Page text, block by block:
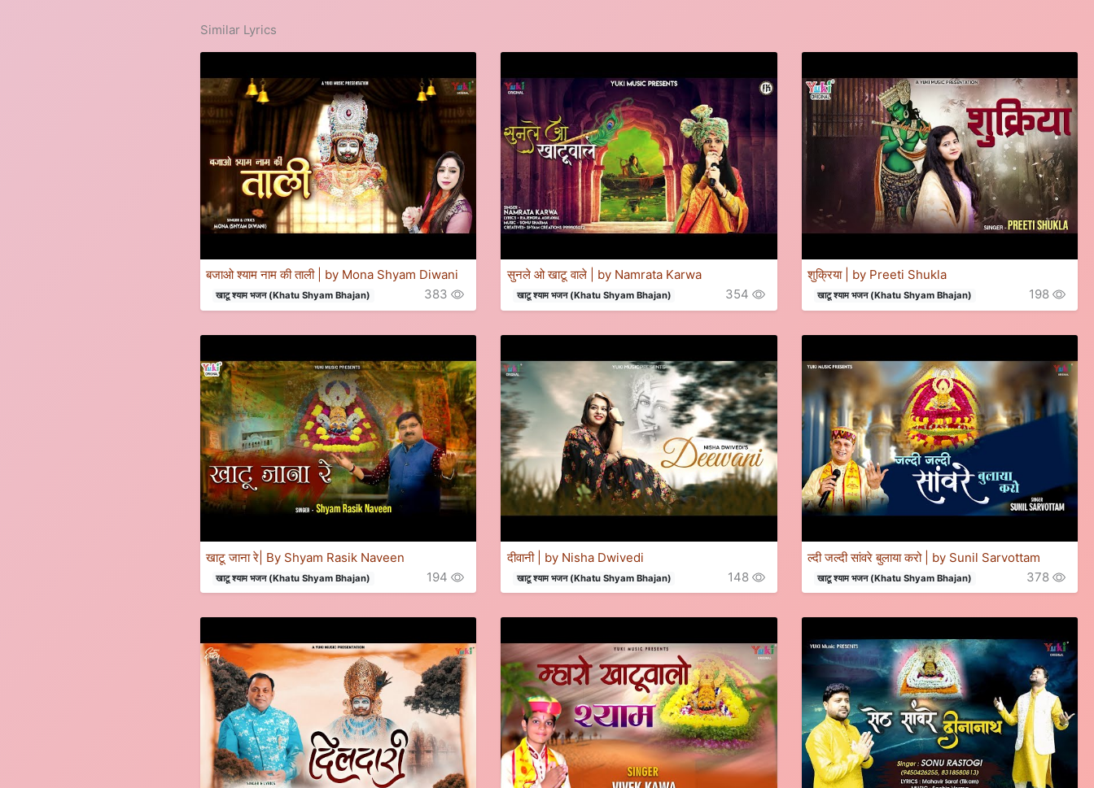
Similar Lyrics
बजाओ श्याम नाम की ताली | by Mona Shyam Diwani
खाटू श्याम भजन (Khatu Shyam Bhajan) 383
सुनले ओ खाटू वाले | by Namrata Karwa
खाटू श्याम भजन (Khatu Shyam Bhajan) 354
शुक्रिया | by Preeti Shukla
खाटू श्याम भजन (Khatu Shyam Bhajan) 198
खाटू जाना रे| By Shyam Rasik Naveen
खाटू श्याम भजन (Khatu Shyam Bhajan) 194
दीवानी | by Nisha Dwivedi
खाटू श्याम भजन (Khatu Shyam Bhajan) 148
ल्दी जल्दी सांवरे बुलाया करो | by Sunil Sarvottam
खाटू श्याम भजन (Khatu Shyam Bhajan) 378